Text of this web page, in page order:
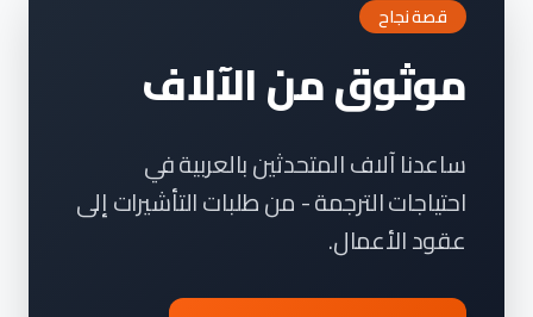
قصة نجاح
موثوق من الآلاف
ساعدنا آلاف المتحدثين بالعربية في
احتياجات الترجمة - من طلبات التأشيرات إلى
عقود الأعمال.